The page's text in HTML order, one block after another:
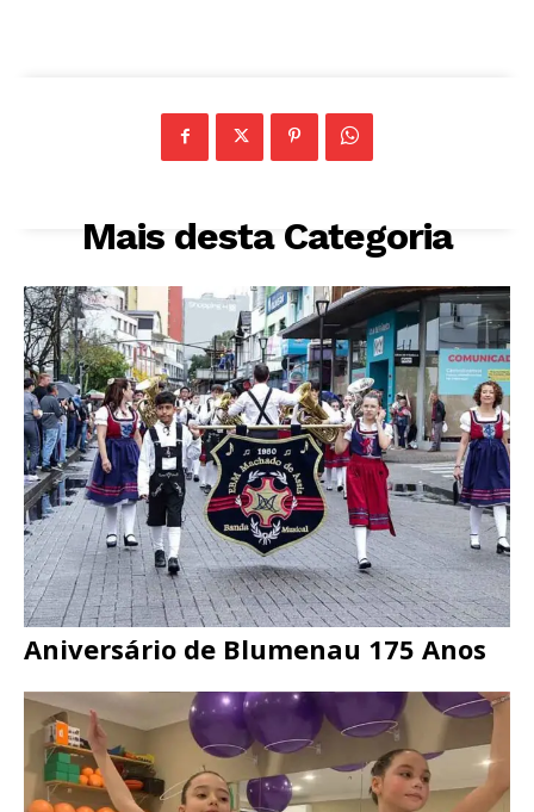
Mais desta Categoria
Aniversário de Blumenau 175 Anos